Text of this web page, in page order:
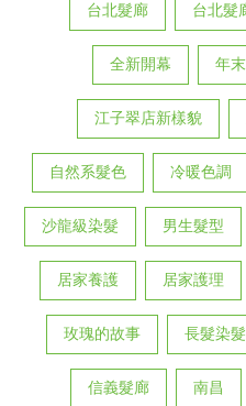
台北髮廊 台北髮
全新開幕 年
江子翠店新樣貌
自然系髮色 冷暖色調
沙龍級染髮 男生髮型
居家養護 居家護理
玫瑰的故事 長髮染
信義髮廊 南昌